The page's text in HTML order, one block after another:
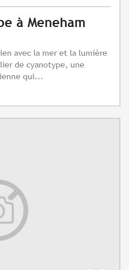
à Meneham
avec la mer et la lumière
de cyanotype, une
qui...